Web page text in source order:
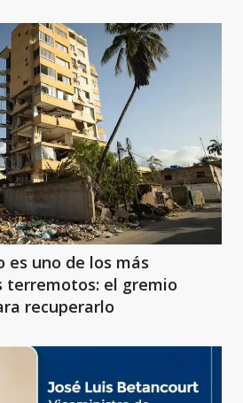
es uno de los más
terremotos: el gremio
recuperarlo